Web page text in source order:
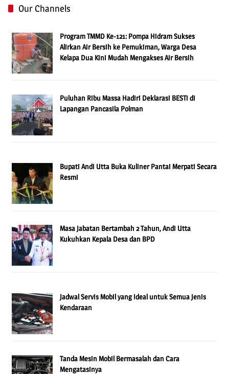
Our Channels
Program TMMD Ke-121: Pompa Hidram Sukses
Alirkan Air Bersih ke Pemukiman, Warga Desa
Kelapa Dua Kini Mudah Mengakses Air Bersih
Puluhan Ribu Massa Hadiri Deklarasi BESTi di
Lapangan Pancasila Polman
Bupati Andi Utta Buka Kuliner Pantai Merpati Secara
Resmi
Masa Jabatan Bertambah 2 Tahun, Andi Utta
Kukuhkan Kepala Desa dan BPD
Jadwal Servis Mobil yang Ideal untuk Semua Jenis
Kendaraan
Tanda Mesin Mobil Bermasalah dan Cara
Mengatasinya